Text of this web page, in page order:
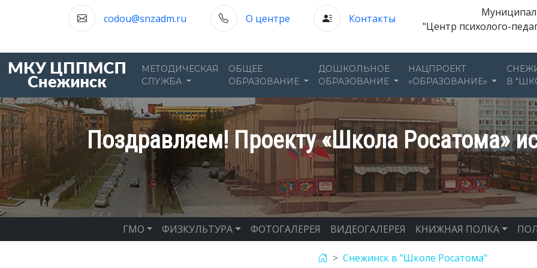
codou@snzadm.ru О центре Контакты
"Центр психолого-
МЕТОДИЧЕСКАЯ
СЛУЖБА
ОБЩЕЕ
ОБРАЗОВАНИЕ
ДОШКОЛЬНОЕ
ОБРАЗОВАНИЕ
НАЦПРОЕКТ
«ОБРАЗОВАНИЕ»
В
Поздравляем! Проекту «Школа Росатома»
ГМО ФИЗКУЛЬТУРА ФОТОГАЛЕРЕЯ ВИДЕОГАЛЕРЕЯ КНИЖНАЯ ПОЛКА
Снежинск в "Школе Росатома"